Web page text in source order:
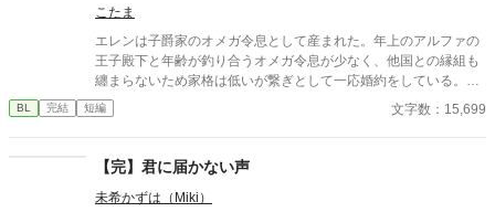
す。 私は現在日本語を勉強しており、この文章はAI作品ではあり
ませんが、 一部に翻訳ソフトを使用しています。 もし読んでくだ
さる中で日本語のおかしな点をご指摘いただけましたら、 本当に
ありがたく思います。
こたま
エレンは子爵家のオメガ令息として産まれた。年上のアルファの
王子殿下と年齢が釣り合うオメガ令息が少なく、他国との縁組も
纏まらないため家格は低いが繋ぎとして一応婚約をしている。王
子のことは兄のように慕っており、初恋の人ではあるけれど、契
約終了時期か王子に想い人が現れた時には解消されるものと考え
婚を承諾するまでここから出さないと王子から溢れるほどの愛を
与えられる。ハッピーエンドオメガバースBLです。
BL 完結 短編 文字数：15,699
【完】君に届かない声
未希かずは（Miki）